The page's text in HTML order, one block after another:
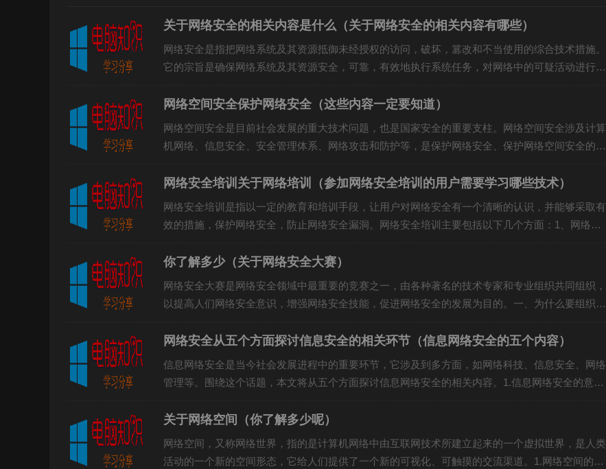
关于网络安全的相关内容是什么（关于网络安全的相关内容有哪些）
网络安全是指把网络系统及其资源抵御未经授权的访问，破坏，篡改和不当使用的综合技术措施。
它的宗旨是确保网络系统及其资源安全，可靠，有效地执行系统任务，对网络中的可疑活动进行侦
网络空间安全保护网络安全（这些内容一定要知道）
网络空间安全是目前社会发展的重大技术问题，也是国家安全的重要支柱。网络空间安全涉及计算
机网络、信息安全、安全管理体系、网络攻击和防护等，是保护网络安全、保护网络空间安全的必
网络安全培训关于网络培训（参加网络安全培训的用户需要学习哪些技术）
网络安全培训是指以一定的教育和培训手段，让用户对网络安全有一个清晰的认识，并能够采取有
效的措施，保护网络安全，防止网络安全漏洞。网络安全培训主要包括以下几个方面：1、网络安
你了解多少（关于网络安全大赛）
网络安全大赛是网络安全领域中最重要的竞赛之一，由各种著名的技术专家和专业组织共同组织，
以提高人们网络安全意识，增强网络安全技能，促进网络安全的发展为目的。一、为什么要组织网
网络安全从五个方面探讨信息安全的相关环节（信息网络安全的五个内容）
信息网络安全是当今社会发展进程中的重要环节，它涉及到多方面，如网络科技、信息安全、网络
管理等。围绕这个话题，本文将从五个方面探讨信息网络安全的相关内容。1.信息网络安全的意义
关于网络空间（你了解多少呢）
网络空间，又称网络世界，指的是计算机网络中由互联网技术所建立起来的一个虚拟世界，是人类
活动的一个新的空间形态，它给人们提供了一个新的可视化、可触摸的交流渠道。1.网络空间的构